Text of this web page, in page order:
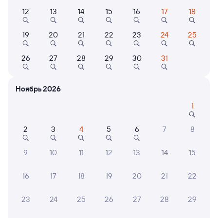
109С Проходящий 7,7
Краснодар-1
Краснодар
21:22 05:45
1 д 8 ч 23 м в пути
Дни следования
от 4 ⁠792 ⁠₽ 5 ⁠886 ⁠₽ 12 ⁠189 ⁠₽
Выберите дату
084Э Проходящий 8,4
21:30 05:00
1 д 7 ч 30 м в пути
12 13 14 15 16 17 18
19 20 21 22 23 24 25
26 27 28 29 30 31
Ноябрь 2026
1
2 3 4 5 6 7 8
9 10 11 12 13 14 15
16 17 18 19 20 21 22
23 24 25 26 27 28 29